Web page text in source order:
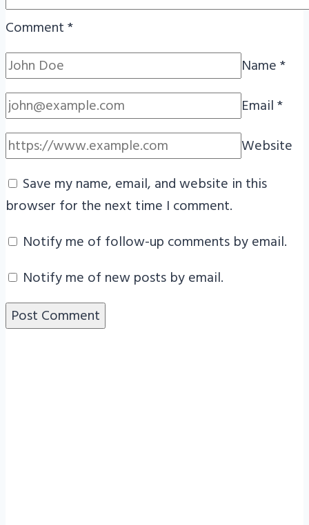
Comment*
Name*
Email*
Website
Save my name, email, and website in this
browser for the next time I comment.
Notify me of follow-up comments by email.
Notify me of new posts by email.